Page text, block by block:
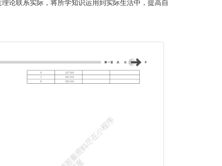
论联系实际，将所学知识运用到实际生活中，提高自